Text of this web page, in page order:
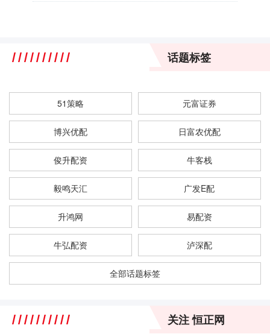
话题标签
51策略 元富证券
博兴优配 日富农优配
俊升配资 牛客栈
毅鸣天汇 广发E配
升鸿网 易配资
牛弘配资 泸深配
全部话题标签
关注 恒正网